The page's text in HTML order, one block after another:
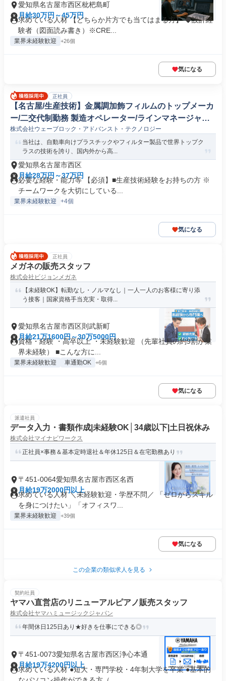
愛知県名古屋市西区枇杷島町
月給30万円～45万円
求めている人材 【どちらか片方でも当てはまる方】 ◆設計経
験者（図面読み書き）※CRE...
業界未経験歓迎 +26個
気になる
正社員
【名古屋/生産技術】金属調加飾フィルムのトップメーカ
ー/二交代制勤務 製造オペレーター/ラインマネージャー
(自動車/輸送機器)
株式会社ウェーブロック・アドバンスト・テクノロジー
当社は、自動車向けプラスチックやフィルター製品で世界トップク
ラスの技術を誇り、国内外から高...
愛知県名古屋市西区
月給28万円～37万円
必要な経験・能力等 【必須】■生産技術経験をお持ちの方 ※
チームワークを大切にしている...
業界未経験歓迎 +4個
気になる
正社員
メガネの販売スタッフ
株式会社ビジョンメガネ
【未経験OK】転勤なし・ノルマなし｜一人一人のお客様に寄り添
う接客｜国家資格手当充実・取得...
愛知県名古屋市西区則武新町
月給21万1600円～30万5000円
資格・経験 ・高卒以上 ・未経験歓迎 （先輩社員の約9割が業
界未経験） ■こんな方に...
業界未経験歓迎 車通勤OK +6個
気になる
派遣社員
データ入力・書類作成|未経験OK│34歳以下|土日祝休み
株式会社マイナビワークス
正社員×事務＆基本定時退社＆年休125日＆在宅勤務あり
〒451-0064愛知県名古屋市西区名西
月給19万2000円以上
求めている人材 ＼未経験歓迎・学歴不問／ 「ゼロからスキル
を身につけたい」「オフィスワ...
業界未経験歓迎 +39個
気になる
この企業の類似求人を見る
契約社員
ヤマハ直営店のリニューアルピアノ販売スタッフ
株式会社ヤマハミュージックジャパン
年間休日125日あり★好きを仕事にできる◎
〒451-0073愛知県名古屋市西区浄心本通
月給19万4200円以上
求めている人材 ●短大・専門学校・4年制大学を卒業 ●基本的